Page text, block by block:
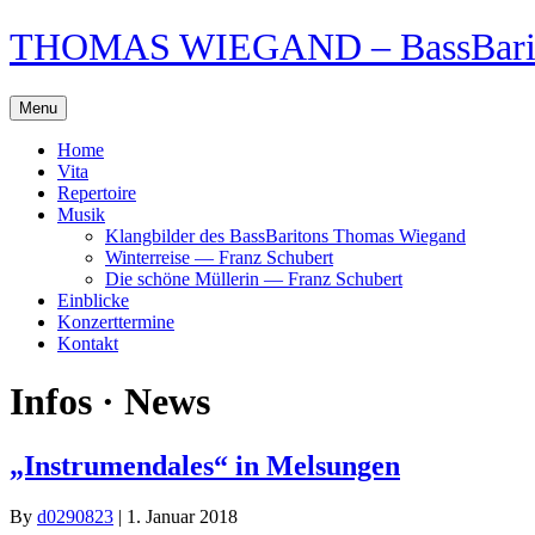
Skip
to
THOMAS WIEGAND –
Menu
Home
Vita
Repertoire
Musik
Klangbilder des BassBaritons Thomas Wiegand
Winterreise — Franz Schubert
Die schöne Müllerin — Franz Schubert
Einblicke
Konzerttermine
Kontakt
Infos · News
„Instrumendales“ in Melsungen
By d0290823 | 1. Januar 2018